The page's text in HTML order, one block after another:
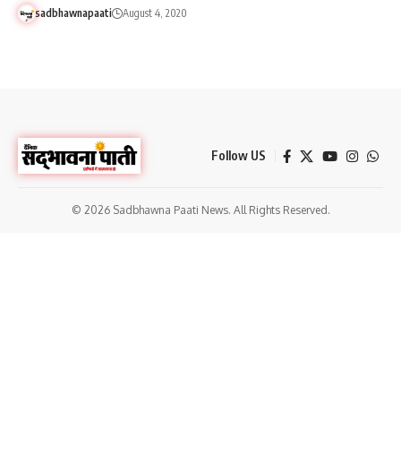
sadbhawnapaati August 4, 2020
Follow US
© 2026 Sadbhawna Paati News. All Rights Reserved.